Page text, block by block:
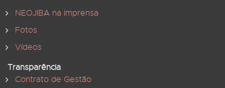
NEOJIBA na imprensa
Fotos
Vídeos
Transparência
Contrato de Gestão